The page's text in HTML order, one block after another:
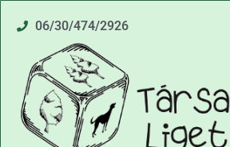
06/30/474/2926